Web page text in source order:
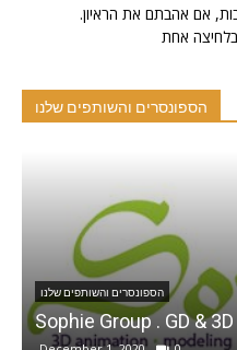
.פרויקט זה מיושם על ידי תרומות והתנדבות, אם אהבתם את הראיון
אחת
הספונסרים והשותפים שלנו
הספונסרים והשותפים שלנו
Sophie Group . GD &